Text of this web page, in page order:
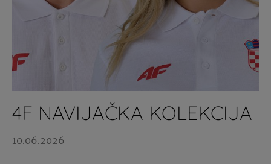
4F NAVIJAČKA KOLEKCIJA
10.06.2026